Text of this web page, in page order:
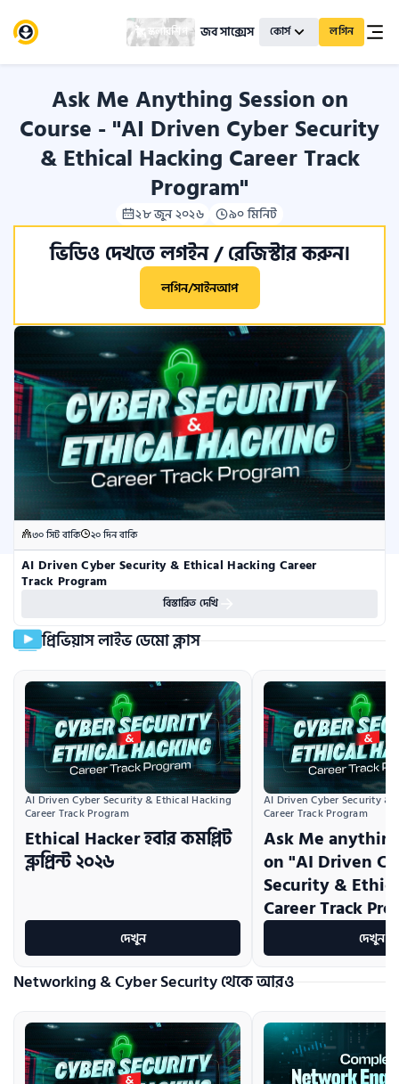
স্কলারশিপ জব সাক্সেস কোর্স লগিন
Ask Me Anything Session on
Course - "AI Driven Cyber Security
& Ethical Hacking Career Track
Program"
২৮ জুন ২০২৬ ৯০ মিনিট
ভিডিও দেখতে লগইন / রেজিস্টার করুন।
লগিন/সাইনআপ
৩০ সিট বাকি ২০ দিন বাকি
AI Driven Cyber Security & Ethical Hacking Career
Track Program
বিস্তারিত দেখি
প্রিভিয়াস লাইভ ডেমো ক্লাস
AI Driven Cyber Security & Ethical Hacking
Career Track Program
Ethical Hacker হবার কমপ্লিট
ব্লুপ্রিন্ট ২০২৬
দেখুন
AI Driven Cyber Security &
Career Track Program
Ask Me
on "AI Driven
Security &
Career Track
দেখুন
Networking & Cyber Security থেকে আরও